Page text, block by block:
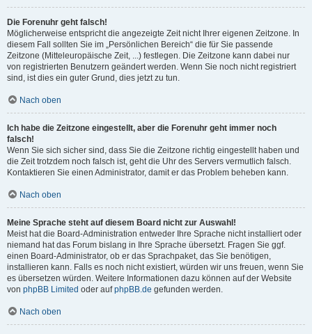
Die Forenuhr geht falsch!
Möglicherweise entspricht die angezeigte Zeit nicht Ihrer eigenen Zeitzone. In
diesem Fall sollten Sie im „Persönlichen Bereich“ die für Sie passende
Zeitzone (Mitteleuropäische Zeit, ...) festlegen. Die Zeitzone kann dabei nur
von registrierten Benutzern geändert werden. Wenn Sie noch nicht registriert
sind, ist dies ein guter Grund, dies jetzt zu tun.
Nach oben
Ich habe die Zeitzone eingestellt, aber die Forenuhr geht immer noch
falsch!
Wenn Sie sich sicher sind, dass Sie die Zeitzone richtig eingestellt haben und
die Zeit trotzdem noch falsch ist, geht die Uhr des Servers vermutlich falsch.
Kontaktieren Sie einen Administrator, damit er das Problem beheben kann.
Nach oben
Meine Sprache steht auf diesem Board nicht zur Auswahl!
Meist hat die Board-Administration entweder Ihre Sprache nicht installiert oder
niemand hat das Forum bislang in Ihre Sprache übersetzt. Fragen Sie ggf.
einen Board-Administrator, ob er das Sprachpaket, das Sie benötigen,
installieren kann. Falls es noch nicht existiert, würden wir uns freuen, wenn Sie
es übersetzen würden. Weitere Informationen dazu können auf der Website
von phpBB Limited oder aufphpBB.de gefunden werden.
Nach oben